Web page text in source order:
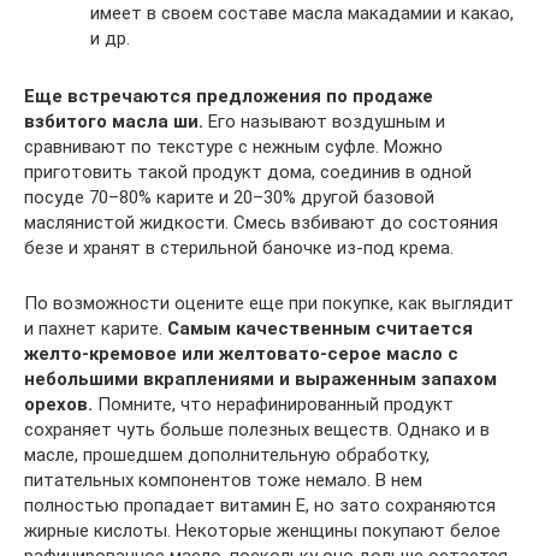
имеет в своем составе масла макадамии и какао,
и др.
Еще встречаются предложения по продаже
взбитого масла ши. Его называют воздушным и
сравнивают по текстуре с нежным суфле. Можно
приготовить такой продукт дома, соединив в одной
посуде 70–80% карите и 20–30% другой базовой
маслянистой жидкости. Смесь взбивают до состояния
безе и хранят в стерильной баночке из-под крема.
По возможности оцените еще при покупке, как выглядит
и пахнет карите. Самым качественным считается
желто-кремовое или желтовато-серое масло с
небольшими вкраплениями и выраженным запахом
орехов. Помните, что нерафинированный продукт
сохраняет чуть больше полезных веществ. Однако и в
масле, прошедшем дополнительную обработку,
питательных компонентов тоже немало. В нем
полностью пропадает витамин E, но зато сохраняются
жирные кислоты. Некоторые женщины покупают белое